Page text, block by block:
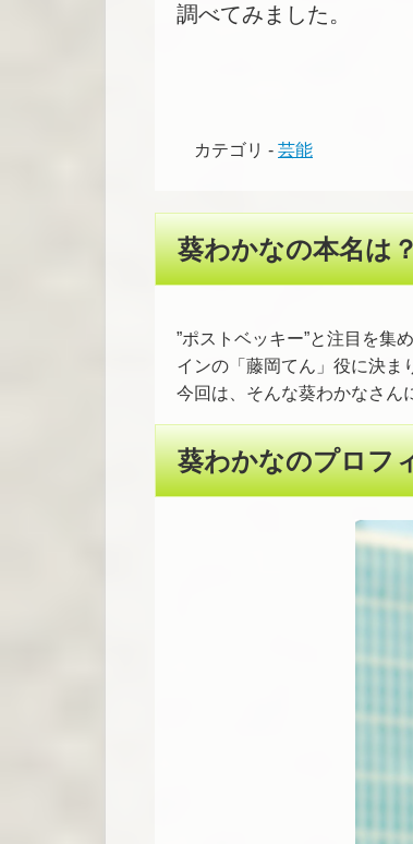
調べてみました。
カテゴリ - 芸能
葵わかなの本名は
”ポストベッキー”と注目を集
インの「藤岡てん」役に決ま
今回は、そんな葵わかなさん
葵わかなのプロフ